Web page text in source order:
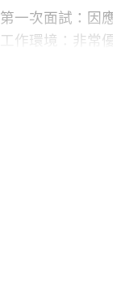
第一次面試：因
工作環境：非常